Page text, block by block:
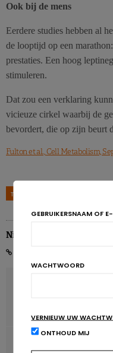
Ook bij de mens
Eerdere studies hebben al
de looptijd op een
prestaties. Een hoog
stimuleren.
Dat zou een verklaring
vicieuze cirkel waarbij de
bevordert, die op zijn beurt
Fulton et al., Cell Metabolism,
TAGS
Nicolas Rousseau
GEBRUIKERSNAAM OF
WACHTWOORD
VERNIEUW UW
ONTHOUD MIJ